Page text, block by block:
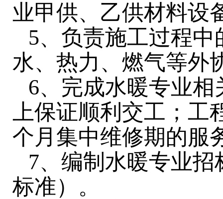
业甲供、乙供材料设
5、负责施工过程
水、热力、燃气等外
6、完成水暖专业
上保证顺利交工；
个月集中维修期的服
7、编制水暖专业
标准）。